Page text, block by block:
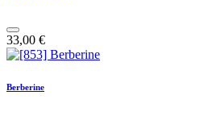
33,00 €
Berberine